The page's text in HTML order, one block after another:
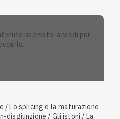
/ Lo splicing e la maturazione
disgiunzione / Gli istoni / La